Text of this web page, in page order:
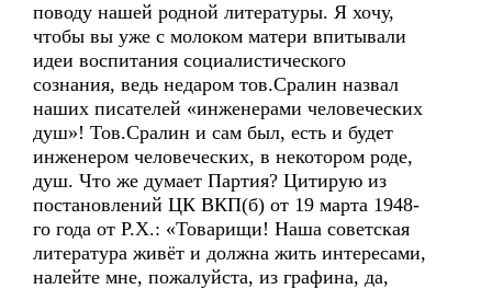
поводу нашей родной литературы. Я хочу,
чтобы вы уже с молоком матери впитывали
идеи воспитания социалистического
сознания, ведь недаром тов.Сралин назвал
наших писателей «инженерами человеческих
душ»! Тов.Сралин и сам был, есть и будет
инженером человеческих, в некотором роде,
душ. Что же думает Партия? Цитирую из
постановлений ЦК ВКП(б) от 19 марта 1948-
го года от Р.Х.: «Товарищи! Наша советская
литература живёт и должна жить интересами,
налейте мне, пожалуйста, из графина, да,